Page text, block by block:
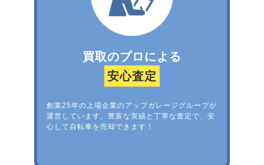
買取のプロによる
安心査定
創業25年の上場企業のアップガレージグループが
運営しています。豊富な実績と丁寧な査定で、安
心して自転車を売却できます！